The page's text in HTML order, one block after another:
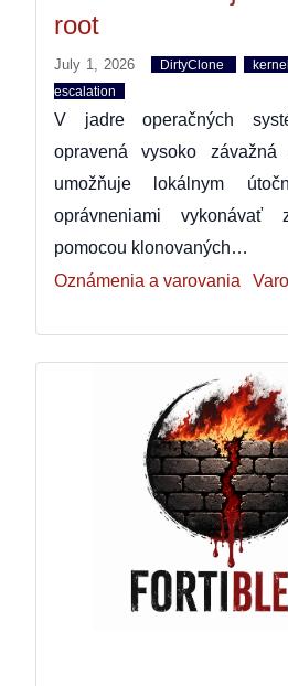
root
July 1, 2026 DirtyClone kernel
escalation
V jadre operačných
opravená vysoko závažná
umožňuje lokálnym
oprávneniami vykonávať
pomocou klonovaných…
Oznámenia a varovania